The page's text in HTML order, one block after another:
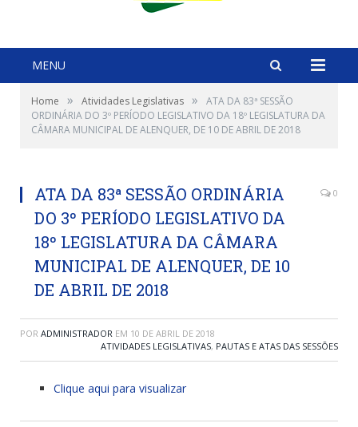
MENU
Home » Atividades Legislativas »
ATA DA 83ª SESSÃO
ORDINÁRIA DO 3º PERÍODO LEGISLATIVO DA 18º LEGISLATURA DA
CÂMARA MUNICIPAL DE ALENQUER, DE 10 DE ABRIL DE 2018
ATA DA 83ª SESSÃO ORDINÁRIA
DO 3º PERÍODO LEGISLATIVO DA
18º LEGISLATURA DA CÂMARA
MUNICIPAL DE ALENQUER, DE 10
DE ABRIL DE 2018
0
POR ADMINISTRADOR EM 10 DE ABRIL DE 2018
ATIVIDADES LEGISLATIVAS, PAUTAS E ATAS DAS SESSÕES
Clique aqui para visualizar